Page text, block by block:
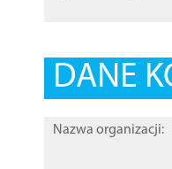
DANE
Nazwa organizacji: